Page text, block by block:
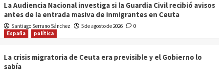
La Audiencia Nacional investiga si la Guardia Civil recibió avisos
antes de la entrada masiva de inmigrantes en Ceuta
Santiago Serrano Sánchez 5 de agosto de 2026
0
España
política
La crisis migratoria de Ceuta era previsible y el Gobierno lo
sabía